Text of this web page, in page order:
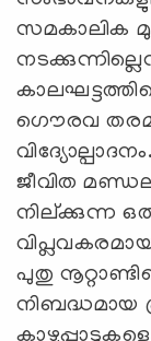
സമകാലിക
ഗൌരവ
ജീവിത
നില്ക്കുന്ന
പുതു
നിബദ്ധമായ